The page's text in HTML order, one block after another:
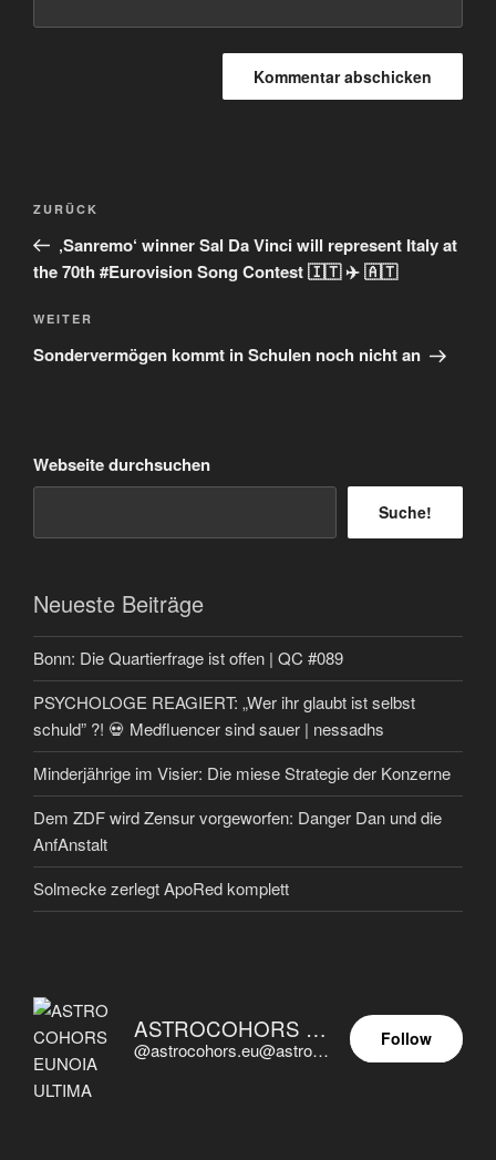
Beitragsnavigation
Vorheriger
Beitrag
ZURÜCK
‚Sanremo‘ winner Sal Da Vinci will represent Italy at
the 70th #Eurovision Song Contest 🇮🇹 ✈️ 🇦🇹
Nächster
Beitrag
WEITER
Sondervermögen kommt in Schulen noch nicht an
Webseite durchsuchen
Suche!
Neueste Beiträge
Bonn: Die Quartierfrage ist offen | QC #089
PSYCHOLOGE REAGIERT: „Wer ihr glaubt ist selbst
schuld” ?! 💀 Medfluencer sind sauer | nessadhs
Minderjährige im Visier: Die miese Strategie der Konzerne
Dem ZDF wird Zensur vorgeworfen: Danger Dan und die
AnfAnstalt
Solmecke zerlegt ApoRed komplett
ASTROCOHORS EUNOIA ULTIMA
@astrocohors.eu@astrocohors.eu
Follow